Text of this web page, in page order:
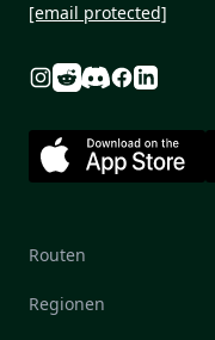
[email protected]
Instagram
RedditDiscord
Facebook
Linkedin
Routen
Regionen